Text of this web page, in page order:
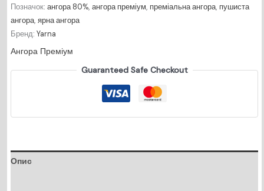
кількість
Позначок: ангора 80%, ангора преміум, преміальна ангора, пушиста
ангора, ярна ангора
Бренд: Yarna
Ангора Преміум
Guaranteed Safe Checkout
Опис